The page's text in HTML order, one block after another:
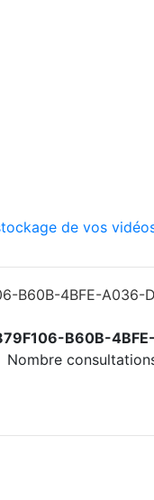
de vos
B60B-
Nombre